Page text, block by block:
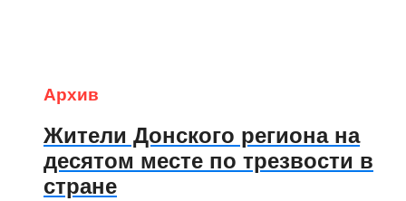
Архив
Жители Донского региона на
десятом месте по трезвости в
стране